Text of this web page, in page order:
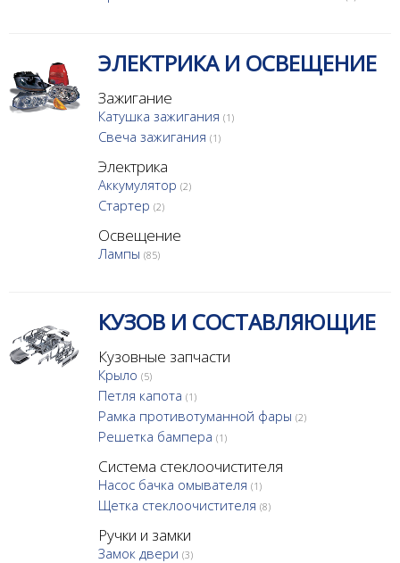
ЭЛЕКТРИКА И ОСВЕЩЕНИЕ
Зажигание
Катушка зажигания (1)
Свеча зажигания (1)
Электрика
Аккумулятор (2)
Стартер (2)
Освещение
Лампы (85)
КУЗОВ И СОСТАВЛЯЮЩИЕ
Кузовные запчасти
Крыло (5)
Петля капота (1)
Рамка противотуманной фары (2)
Решетка бампера (1)
Система стеклоочистителя
Насос бачка омывателя (1)
Щетка стеклоочистителя (8)
Ручки и замки
Замок двери (3)